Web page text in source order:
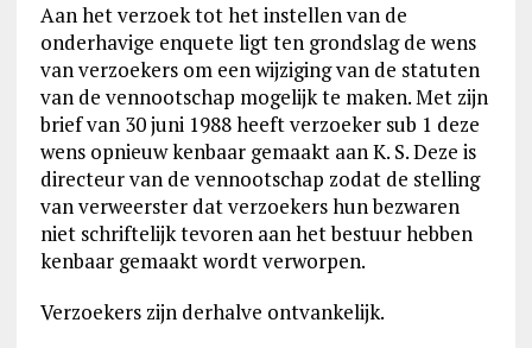
Aan het verzoek tot het instellen van de
onderhavige enquete ligt ten grondslag de wens
van verzoekers om een wijziging van de statuten
van de vennootschap mogelijk te maken. Met zijn
brief van 30 juni 1988 heeft verzoeker sub 1 deze
wens opnieuw kenbaar gemaakt aan K. S. Deze is
directeur van de vennootschap zodat de stelling
van verweerster dat verzoekers hun bezwaren
niet schriftelijk tevoren aan het bestuur hebben
kenbaar gemaakt wordt verworpen.
Verzoekers zijn derhalve ontvankelijk.